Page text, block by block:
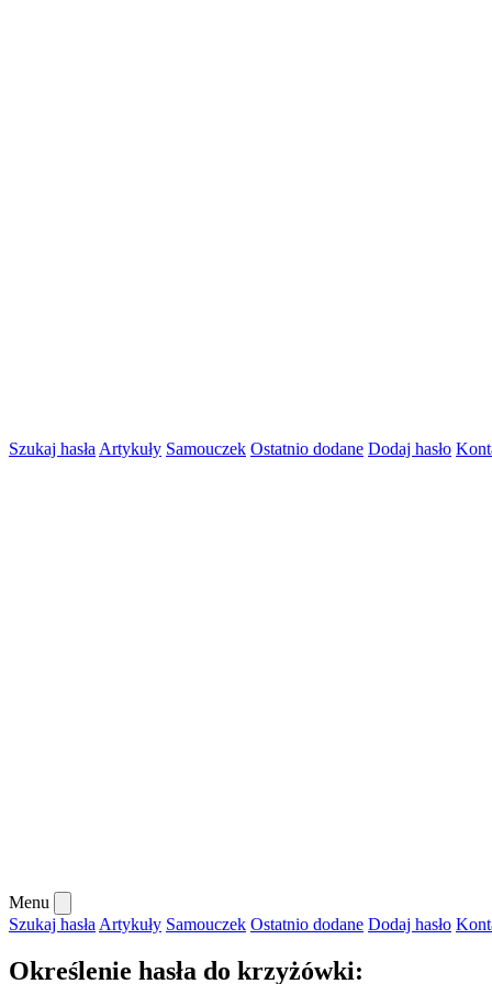
Szukaj hasła Artykuły Samouczek Ostatnio dodane Dodaj hasło
Menu
Szukaj hasła Artykuły Samouczek Ostatnio dodane Dodaj hasło
Określenie hasła do krzyżówki: